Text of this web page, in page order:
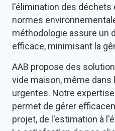
l'élimination des
normes
méthodologie assure un
efficace, minimisant la
AAB propose des
vide maison, même
urgentes. Notre
permet de gérer
projet, de l'estimation à